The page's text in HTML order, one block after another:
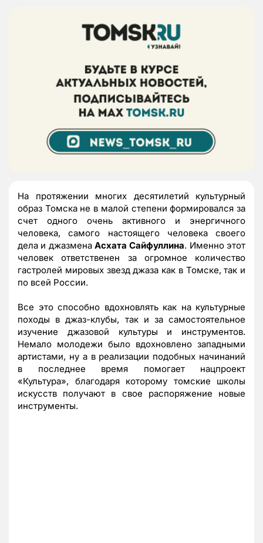
На протяжении многих десятилетий культурный
образ Томска не в малой степени формировался за
счет одного очень активного и энергичного
человека, самого настоящего человека своего
дела и джазмена Асхата Сайфуллина. Именно этот
человек ответственен за огромное количество
гастролей мировых звезд джаза как в Томске, так и
по всей России.
Все это способно вдохновлять как на культурные
походы в джаз-клубы, так и за самостоятельное
изучение джазовой культуры и инструментов.
Немало молодежи было вдохновлено западными
артистами, ну а в реализации подобных начинаний
в последнее время помогает нацпроект
«Культура», благодаря которому томские школы
искусств получают в свое распоряжение новые
инструменты.